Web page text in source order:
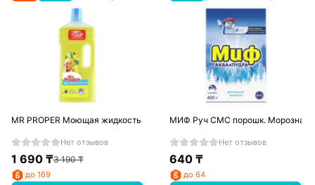
MR PROPER Моющая жидкость для уборки Универсал Лимон 1.5л
Нет отзывов
1 690₸3 190₸
до 169
МИФ Руч СМС порошк. Морозная
Нет отзывов
640 ₸
до 64